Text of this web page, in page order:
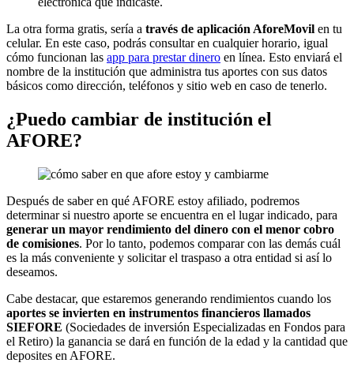
La otra forma gratis, sería a través de aplicación AforeMovil en tu
celular. En este caso, podrás consultar en cualquier horario, igual
cómo funcionan las app para prestar dinero en línea. Esto enviará el
nombre de la institución que administra tus aportes con sus datos
básicos como dirección, teléfonos y sitio web en caso de tenerlo.
¿Puedo cambiar de institución el
AFORE?
Después de saber en qué AFORE estoy afiliado, podremos
determinar si nuestro aporte se encuentra en el lugar indicado, para
generar un mayor rendimiento del dinero con el menor cobro
de comisiones. Por lo tanto, podemos comparar con las demás cuál
es la más conveniente y solicitar el traspaso a otra entidad si así lo
deseamos.
Cabe destacar, que estaremos generando rendimientos cuando los
aportes se invierten en instrumentos financieros llamados
SIEFORE (Sociedades de inversión Especializadas en Fondos para
el Retiro) la ganancia se dará en función de la edad y la cantidad que
deposites en AFORE.